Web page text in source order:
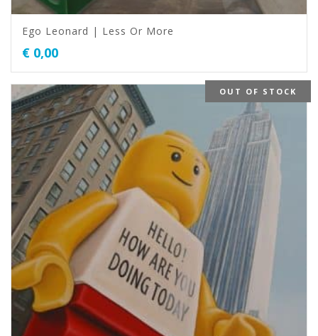
Ego Leonard | Less Or More
€ 0,00
OUT OF STOCK